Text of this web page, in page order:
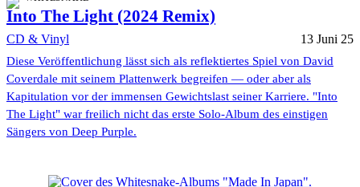
Into The Light (2024 Remix)
CD & Vinyl 13 Juni 25
Diese Veröffentlichung lässt sich als reflektiertes Spiel von David
Coverdale mit seinem Plattenwerk begreifen — oder aber als
Kapitulation vor der immensen Gewichtslast seiner Karriere. "Into
The Light" war freilich nicht das erste Solo-Album des einstigen
Sängers von Deep Purple.